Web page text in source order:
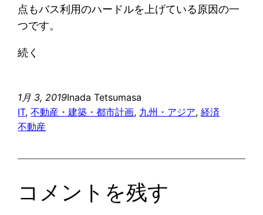
点もバス利用のハードルを上げている原因の一
つです。
続く
1月 3, 2019Inada Tetsumasa
IT, 不動産・建築・都市計画, 九州・アジア, 経済
不動産
コメントを残す